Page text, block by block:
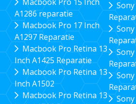
A1286 reparatie
Macbook Pro 17 Inch
A1297 Reparatie
Macbook Pro Retina 13
Inch A1425 Reparatie
Macbook Pro Retina 13
Inch A1502
Macbook Pro Retina 13